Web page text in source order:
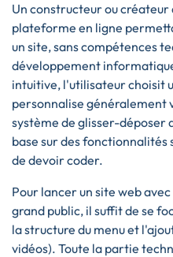
Un constructeur ou créateur
plateforme en ligne
un site, sans compétences
développement
intuitive, l'utilisateur choisit
personnalise généralement
système de glisser-déposer
base sur des
de devoir coder.
Pour lancer un site web
grand public, il suffit de se
la structure du menu et
vidéos). Toute la partie